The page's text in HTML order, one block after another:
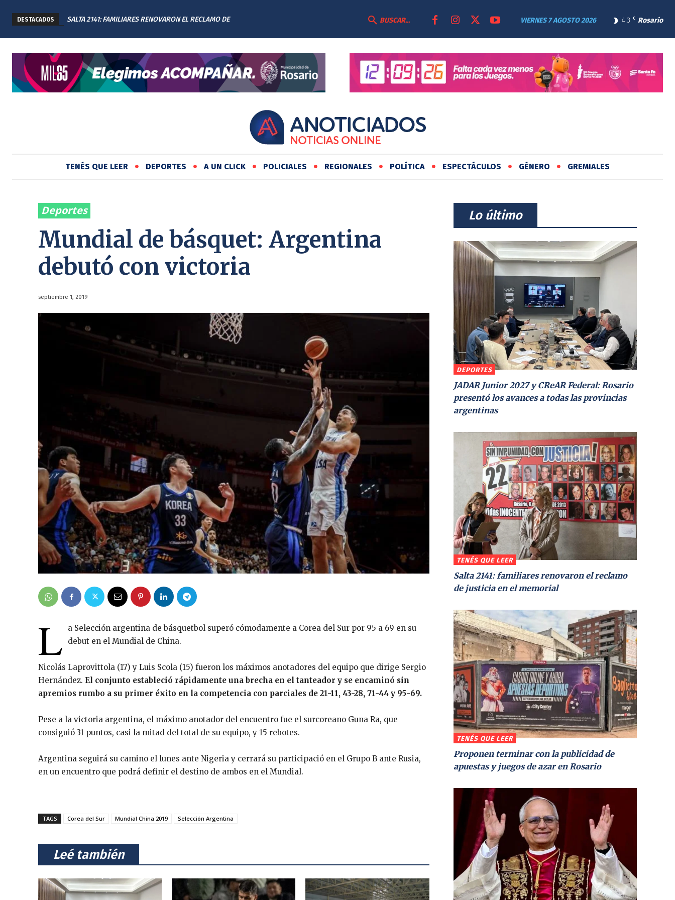
DESTACADOS
SALTA 2141: FAMILIARES RENOVARON EL RECLAMO DE
4.3 C Rosario
VIERNES 7 AGOSTO 2026
BUSCAR...
TENÉS QUE LEER DEPORTES A UN CLICK POLICIALES REGIONALES POLÍTICA ESPECTÁCULOS GÉNERO GREMIALES
Deportes
Mundial de básquet: Argentina
debutó con victoria
septiembre 1, 2019
L
a Selección argentina de básquetbol superó cómodamente a Corea del Sur por 95 a 69 en su
debut en el Mundial de China.
Nicolás Laprovittola (17) y Luis Scola (15) fueron los máximos anotadores del equipo que dirige Sergio
Hernández. El conjunto estableció rápidamente una brecha en el tanteador y se encaminó sin
apremios rumbo a su primer éxito en la competencia con parciales de 21-11, 43-28, 71-44 y 95-69.
Pese a la victoria argentina, el máximo anotador del encuentro fue el surcoreano Guna Ra, que
consiguió 31 puntos, casi la mitad del total de su equipo, y 15 rebotes.
Argentina seguirá su camino el lunes ante Nigeria y cerrará su participació en el Grupo B ante Rusia,
en un encuentro que podrá definir el destino de ambos en el Mundial.
TAGS Corea del Sur Mundial China 2019 Selección Argentina
⠀Leé también⠀
⠀Lo último⠀
DEPORTES
JADAR Junior 2027 y CReAR Federal: Rosario
presentó los avances a todas las provincias
argentinas
TENÉS QUE LEER
Salta 2141: familiares renovaron el reclamo
de justicia en el memorial
TENÉS QUE LEER
Proponen terminar con la publicidad de
apuestas y juegos de azar en Rosario